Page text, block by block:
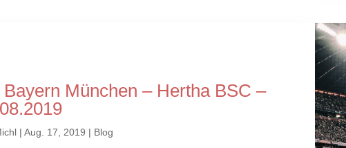
Bayern München – Hertha BSC –
|Aug. 17, 2019 | Blog